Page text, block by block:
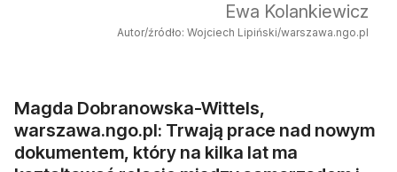
Ewa Kolankiewicz
Autor/źródło: Wojciech Lipiński/warszawa.ngo.pl
Magda Dobranowska-Wittels,
warszawa.ngo.pl: Trwają prace nad nowym
dokumentem, który na kilka lat ma